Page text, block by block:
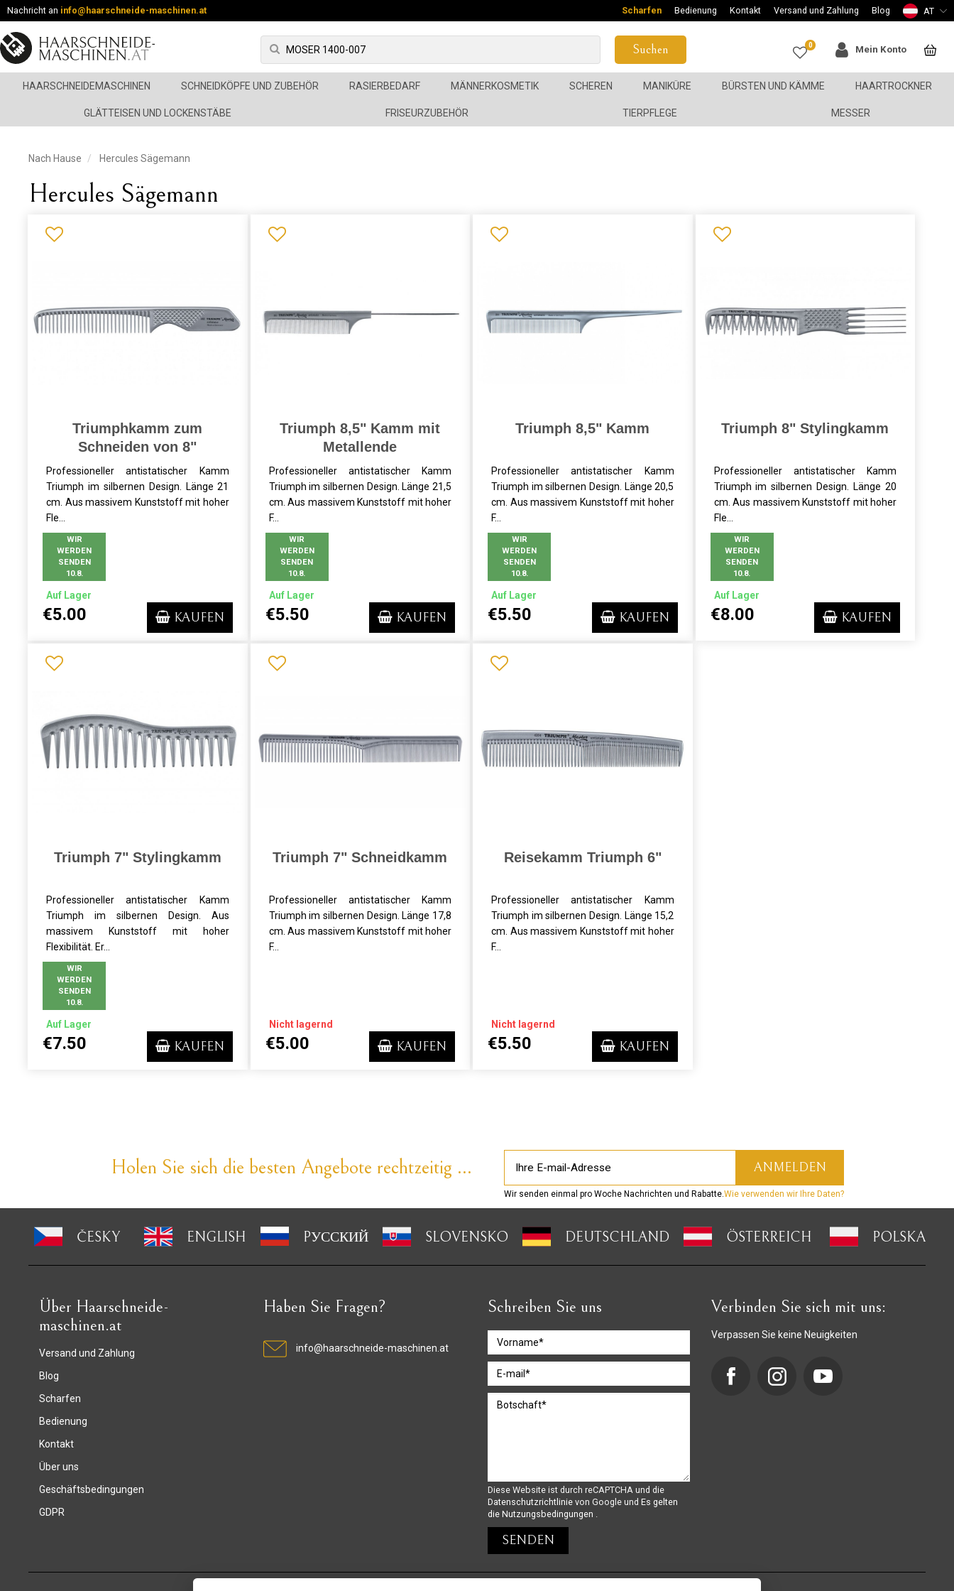
Nachricht an info@haarschneide-maschinen.at Scharfen Bedienung Kontakt Versand und Zahlung Blog AT
Suchen 0 Mein Konto
HAARSCHNEIDEMASCHINEN SCHNEIDKÖPFE UND ZUBEHÖR RASIERBEDARF MÄNNERKOSMETIK SCHEREN MANIKÜRE BÜRSTEN UND KÄMME HAARTROCKNER
GLÄTTEISEN UND LOCKENSTÄBE FRISEURZUBEHÖR TIERPFLEGE MESSER
Nach Hause Hercules Sägemann
Hercules Sägemann
Triumphkamm zum
Schneiden von 8"
Professioneller antistatischer Kamm
Triumph im silbernen Design. Länge 21
cm. Aus massivem Kunststoff mit hoher
Fle...
WIR
WERDEN
SENDEN
10.8.
Auf Lager
€5.00 KAUFEN
Triumph 8,5" Kamm mit
Metallende
Professioneller antistatischer Kamm
Triumph im silbernen Design. Länge 21,5
cm. Aus massivem Kunststoff mit hoher
F...
WIR
WERDEN
SENDEN
10.8.
Auf Lager
€5.50 KAUFEN
Triumph 8,5" Kamm
Professioneller antistatischer Kamm
Triumph im silbernen Design. Länge 20,5
cm. Aus massivem Kunststoff mit hoher
F...
WIR
WERDEN
SENDEN
10.8.
Auf Lager
€5.50 KAUFEN
Triumph 8" Stylingkamm
Professioneller antistatischer Kamm
Triumph im silbernen Design. Länge 20
cm. Aus massivem Kunststoff mit hoher
Fle...
WIR
WERDEN
SENDEN
10.8.
Auf Lager
€8.00 KAUFEN
Triumph 7" Stylingkamm
Professioneller antistatischer Kamm
Triumph im silbernen Design. Aus
massivem Kunststoff mit hoher
Flexibilität. Er...
WIR
WERDEN
SENDEN
10.8.
Auf Lager
€7.50 KAUFEN
Triumph 7" Schneidkamm
Professioneller antistatischer Kamm
Triumph im silbernen Design. Länge 17,8
cm. Aus massivem Kunststoff mit hoher
F...
Nicht lagernd
€5.00 KAUFEN
Reisekamm Triumph 6"
Professioneller antistatischer Kamm
Triumph im silbernen Design. Länge 15,2
cm. Aus massivem Kunststoff mit hoher
F...
Nicht lagernd
€5.50 KAUFEN
Holen Sie sich die besten Angebote rechtzeitig ...
Wir senden einmal pro Woche Nachrichten und Rabatte. Wie verwenden wir Ihre Daten?
ČESKY ENGLISH PУССКИЙ SLOVENSKO DEUTSCHLAND ÖSTERREICH POLSKA
Über Haarschneide-
maschinen.at
Versand und Zahlung
Blog
Scharfen
Bedienung
Kontakt
Über uns
Geschäftsbedingungen
GDPR
Haben Sie Fragen?
info@haarschneide-maschinen.at
Schreiben Sie uns
Diese Website ist durch reCAPTCHA und die
Datenschutzrichtlinie von Google und Es gelten
die Nutzungsbedingungen
Verbinden Sie sich mit uns:
Verpassen Sie keine Neuigkeiten